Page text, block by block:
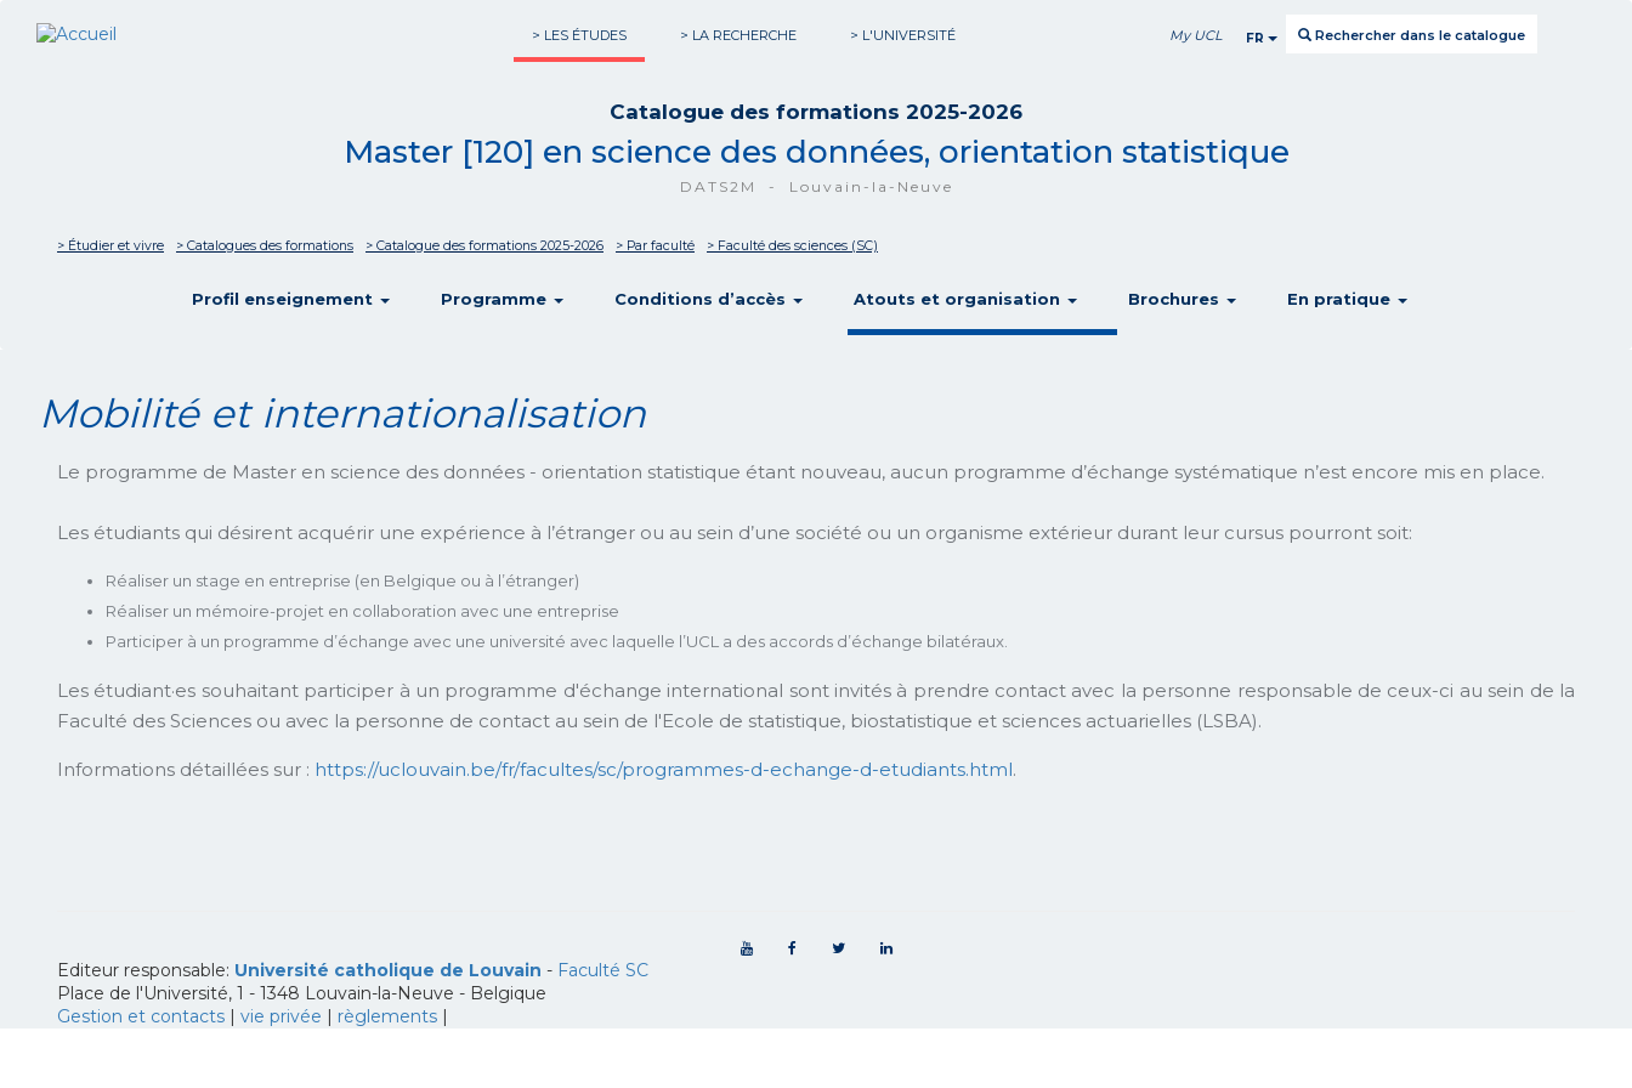
> LES ÉTUDES > LA RECHERCHE > L'UNIVERSITÉ My UCL FR Rechercher dans le catalogue
Catalogue des formations 2025-2026
Master [120] en science des données, orientation statistique
DATS2M - Louvain-la-Neuve
> Étudier et vivre > Catalogues des formations > Catalogue des formations 2025-2026 > Par faculté > Faculté des sciences (SC)
Profil enseignement showProgramme showConditions d’accès showAtouts et organisation showBrochures showEn pratique
Mobilité et internationalisation
Le programme de Master en science des données - orientation statistique étant nouveau, aucun programme d’échange systématique n’est encore mis en place.
Les étudiants qui désirent acquérir une expérience à l’étranger ou au sein d’une société ou un organisme extérieur durant leur cursus pourront soit:
Réaliser un stage en entreprise (en Belgique ou à l’étranger)
Réaliser un mémoire-projet en collaboration avec une entreprise
Participer à un programme d’échange avec une université avec laquelle l’UCL a des accords d’échange bilatéraux.
Les étudiant·es souhaitant participer à un programme d'échange international sont invités à prendre contact avec la personne responsable de ceux-ci au sein de la
Faculté des Sciences ou avec la personne de contact au sein de l'Ecole de statistique, biostatistique et sciences actuarielles (LSBA).
Informations détaillées sur : https://uclouvain.be/fr/facultes/sc/programmes-d-echange-d-etudiants.html.
Editeur responsable: Université catholique de Louvain - Faculté SC
Place de l'Université, 1 - 1348 Louvain-la-Neuve - Belgique
Gestion et contacts | vie privée | règlements |